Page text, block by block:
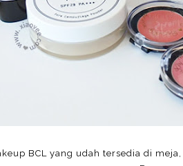
BCL yang udah tersedia di